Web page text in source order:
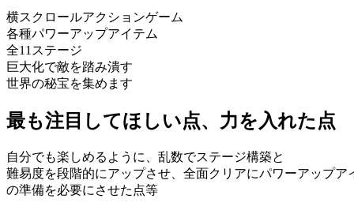
横スクロールアクションゲーム
各種パワーアップアイテム
全11ステージ
巨大化で敵を踏み潰す
世界の秘宝を集めます
最も注目してほしい点、力を入れた点
自分でも楽しめるように、乱数でステージ構築と
難易度を段階的にアップさせ、全面クリアにパワーアップア
の準備を必要にさせた点等